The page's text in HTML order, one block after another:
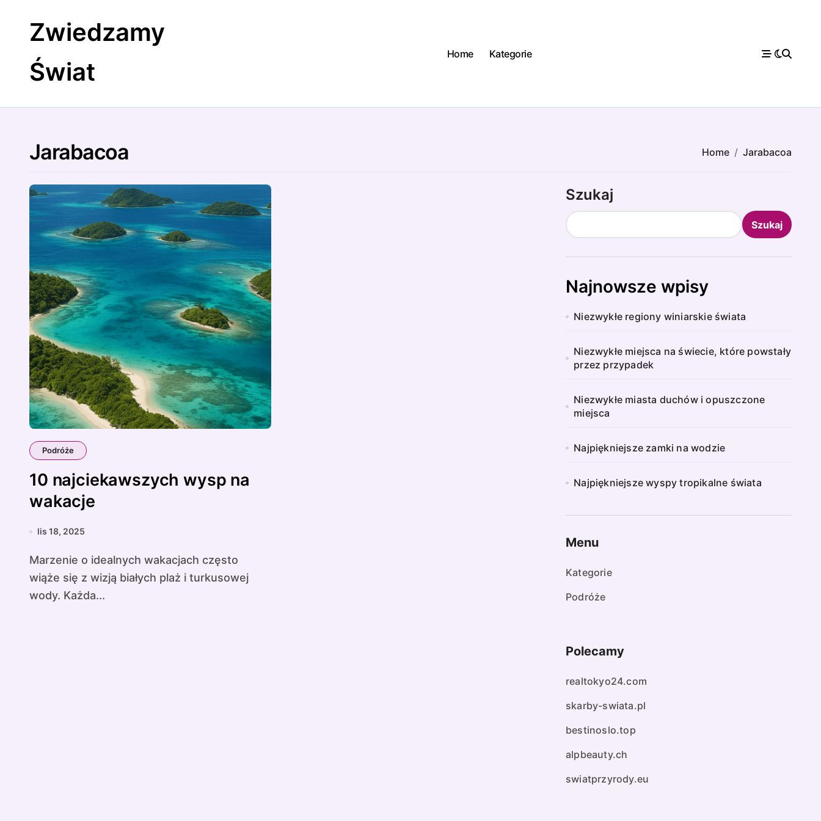
contentZwiedzamy
Świat
Home Kategorie
Jarabacoa Home Jarabacoa
Podróże
10 najciekawszych wysp na
wakacje
lis 18, 2025
Marzenie o idealnych wakacjach często
wiąże się z wizją białych plaż i turkusowej
wody. Każda...
Szukaj
Szukaj
Najnowsze wpisy
Niezwykłe regiony winiarskie świata
Niezwykłe miejsca na świecie, które powstały
przez przypadek
Niezwykłe miasta duchów i opuszczone
miejsca
Najpiękniejsze zamki na wodzie
Najpiękniejsze wyspy tropikalne świata
Menu
Kategorie
Podróże
Polecamy
realtokyo24.com
skarby-swiata.pl
bestinoslo.top
alpbeauty.ch
swiatprzyrody.eu